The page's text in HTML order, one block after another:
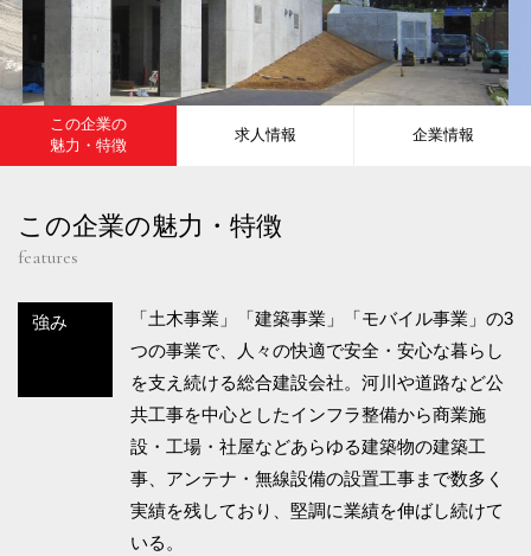
この企業の
魅力・特徴
求人情報 企業情報
この企業の魅力・特徴
features
強み
「土木事業」「建築事業」「モバイル事業」の3
つの事業で、人々の快適で安全・安心な暮らし
を支え続ける総合建設会社。河川や道路など公
共工事を中心としたインフラ整備から商業施
設・工場・社屋などあらゆる建築物の建築工
事、アンテナ・無線設備の設置工事まで数多く
実績を残しており、堅調に業績を伸ばし続けて
いる。